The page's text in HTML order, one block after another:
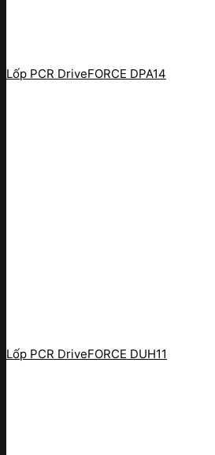
Lốp PCR DriveFORCE DPA14
Lốp PCR DriveFORCE DUH11